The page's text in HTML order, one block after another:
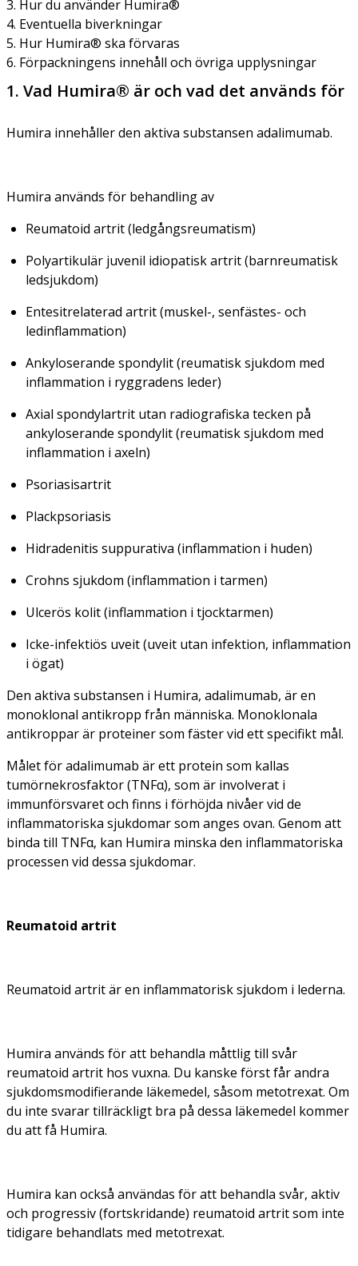
3. Hur du använder Humira®
4. Eventuella biverkningar
5. Hur Humira® ska förvaras
6. Förpackningens innehåll och övriga upplysningar
1. Vad Humira® är och vad det används för
Humira innehåller den aktiva substansen adalimumab.
Humira används för behandling av
Reumatoid artrit (ledgångsreumatism)
Polyartikulär juvenil idiopatisk artrit (barnreumatisk
ledsjukdom)
Entesitrelaterad artrit (muskel-, senfästes- och
ledinflammation)
Ankyloserande spondylit (reumatisk sjukdom med
inflammation i ryggradens leder)
Axial spondylartrit utan radiografiska tecken på
ankyloserande spondylit (reumatisk sjukdom med
inflammation i axeln)
Psoriasisartrit
Plackpsoriasis
Hidradenitis suppurativa (inflammation i huden)
Crohns sjukdom (inflammation i tarmen)
Ulcerös kolit (inflammation i tjocktarmen)
Icke-infektiös uveit (uveit utan infektion, inflammation
i ögat)
Den aktiva substansen i Humira, adalimumab, är en
monoklonal antikropp från människa. Monoklonala
antikroppar är proteiner som fäster vid ett specifikt mål.
Målet för adalimumab är ett protein som kallas
tumörnekrosfaktor (TNFα), som är involverat i
immunförsvaret och finns i förhöjda nivåer vid de
inflammatoriska sjukdomar som anges ovan. Genom att
binda till TNFα, kan Humira minska den inflammatoriska
processen vid dessa sjukdomar.
Reumatoid artrit
Reumatoid artrit är en inflammatorisk sjukdom i lederna.
Humira används för att behandla måttlig till svår
reumatoid artrit hos vuxna. Du kanske först får andra
sjukdomsmodifierande läkemedel, såsom metotrexat. Om
du inte svarar tillräckligt bra på dessa läkemedel kommer
du att få Humira.
Humira kan också användas för att behandla svår, aktiv
och progressiv (fortskridande) reumatoid artrit som inte
tidigare behandlats med metotrexat.